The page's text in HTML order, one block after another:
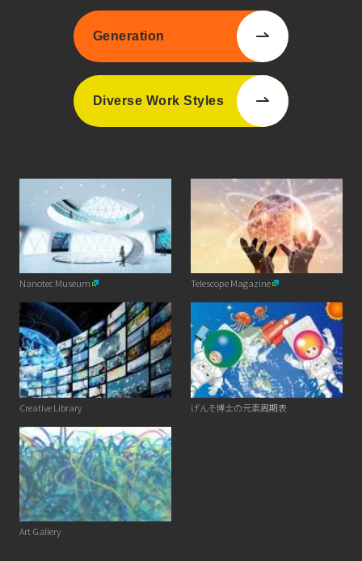
Generation
Diverse Work Styles
Nanotec Museum Telescope Magazine
Creative Library げんそ博士の元素周期表
Art Gallery